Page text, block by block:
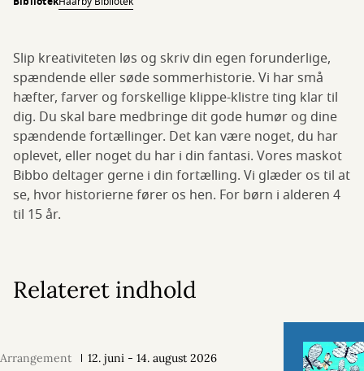
Slip kreativiteten løs og skriv din egen forunderlige,
spændende eller søde sommerhistorie. Vi har små
hæfter, farver og forskellige klippe-klistre ting klar til
dig. Du skal bare medbringe dit gode humør og dine
spændende fortællinger. Det kan være noget, du har
oplevet, eller noget du har i din fantasi. Vores maskot
Bibbo deltager gerne i din fortælling. Vi glæder os til at
se, hvor historierne fører os hen. For børn i alderen 4
til 15 år.
Relateret indhold
Arrangement 12. juni - 14. august 2026